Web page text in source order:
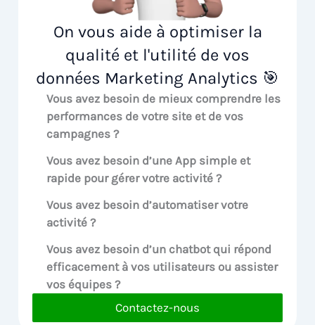
On vous aide à optimiser la
qualité et l'utilité de vos
données Marketing Analytics 🎯
Vous avez besoin de mieux comprendre les
performances de votre site et de vos
campagnes ?
Vous avez besoin d’une App simple et
rapide pour gérer votre activité ?
Vous avez besoin d’automatiser votre
activité ?
Vous avez besoin d’un chatbot qui répond
efficacement à vos utilisateurs ou assister
vos équipes ?
Contactez-nous